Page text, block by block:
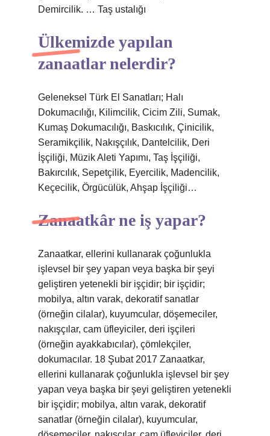
Demircilik. … Taş ustalığı
Ülkemizde yapılan
zanaatlar nelerdir?
Geleneksel Türk El Sanatları; Halı
Dokumacılığı, Kilimcilik, Cicim Zili, Sumak,
Kumaş Dokumacılığı, Baskıcılık, Çinicilik,
Seramikçilik, Nakışçılık, Dantelcilik, Deri
İşçiliği, Müzik Aleti Yapımı, Taş İşçiliği,
Bakırcılık, Sepetçilik, Eyercilik, Madencilik,
Keçecilik, Örgücülük, Ahşap İşçiliği…
Zanaatkâr ne iş yapar?
Zanaatkar, ellerini kullanarak çoğunlukla
işlevsel bir şey yapan veya başka bir şeyi
geliştiren yetenekli bir işçidir; bir işçidir;
mobilya, altın varak, dekoratif sanatlar
(örneğin cilalar), kuyumcular, döşemeciler,
nakışçılar, cam üfleyiciler, deri işçileri
(örneğin ayakkabıcılar), çömlekçiler,
dokumacılar. 18 Şubat 2017 Zanaatkar,
ellerini kullanarak çoğunlukla işlevsel bir şey
yapan veya başka bir şeyi geliştiren yetenekli
bir işçidir; mobilya, altın varak, dekoratif
sanatlar (örneğin cilalar), kuyumcular,